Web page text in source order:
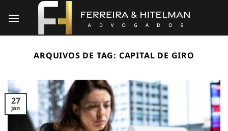
ARQUIVOS DE TAG: CAPITAL DE GIRO
27
jan